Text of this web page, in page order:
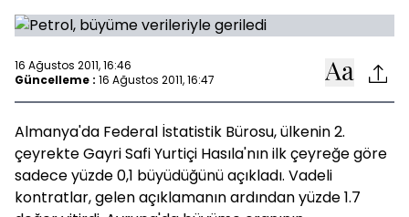
16 Ağustos 2011, 16:46
Güncelleme : 16 Ağustos 2011, 16:47
Almanya'da Federal İstatistik Bürosu, ülkenin 2.
çeyrekte Gayri Safi Yurtiçi Hasıla'nın ilk çeyreğe göre
sadece yüzde 0,1 büyüdüğünü açıkladı. Vadeli
kontratlar, gelen açıklamanın ardından yüzde 1.7